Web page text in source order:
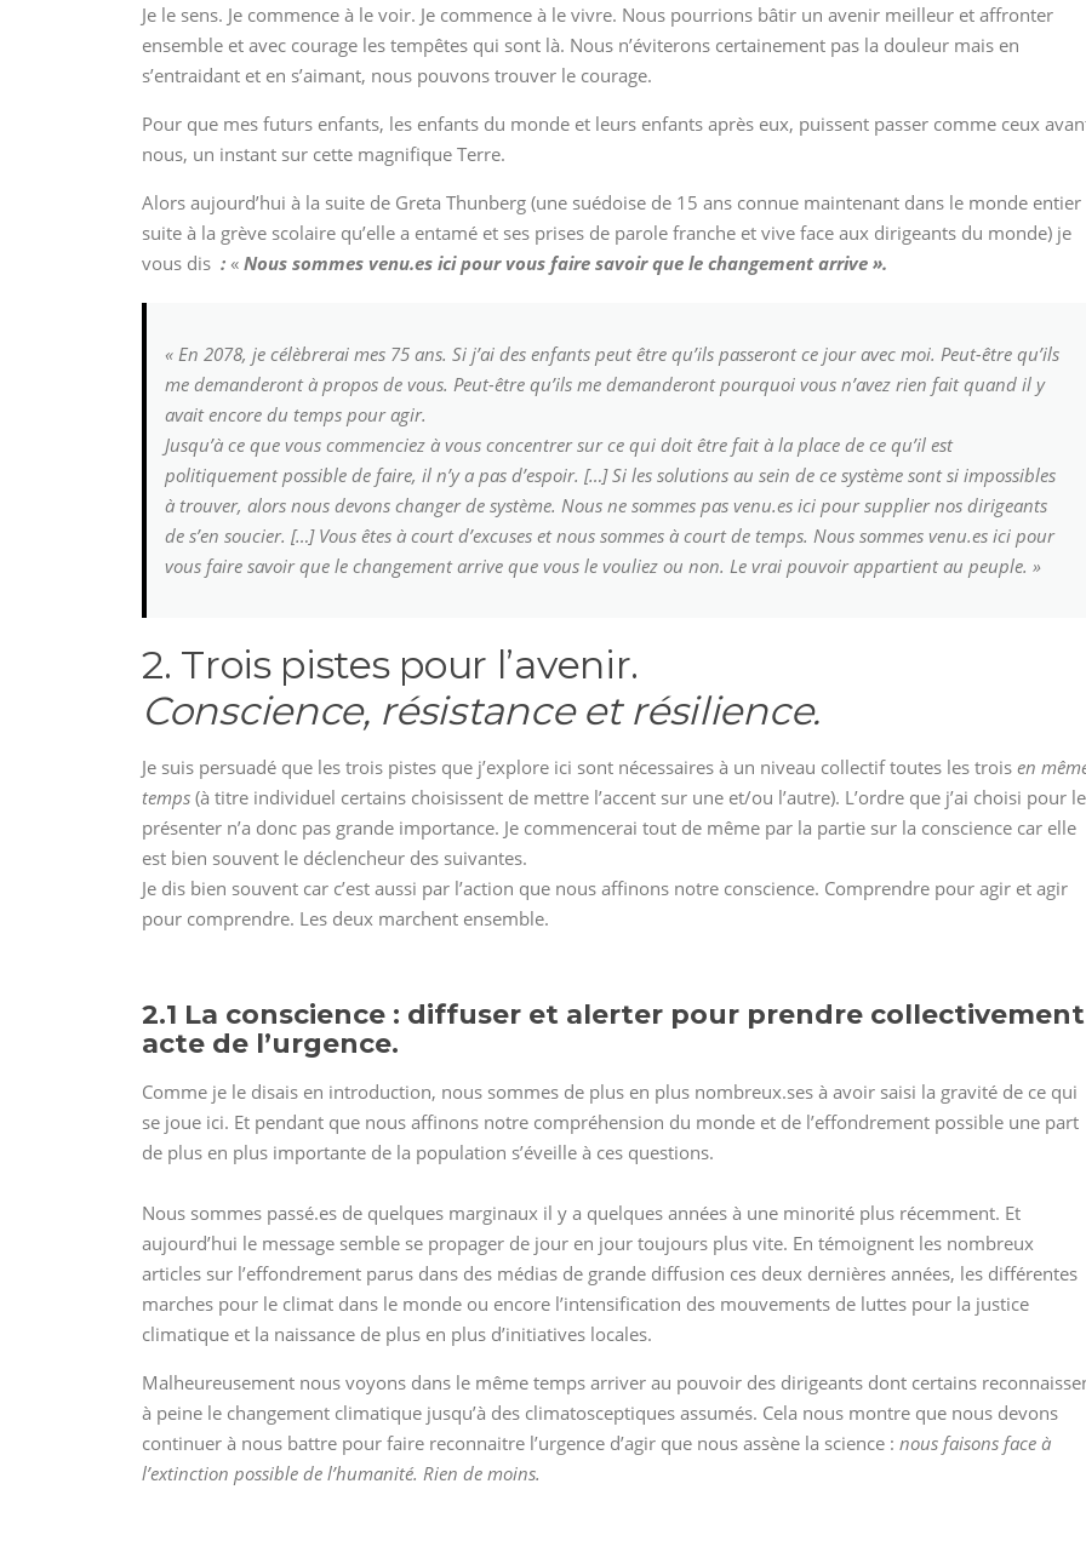
Je le sens. Je commence à le voir. Je commence à le vivre. Nous pourrions bâtir un avenir meilleur et affronter
ensemble et avec courage les tempêtes qui sont là. Nous n’éviterons certainement pas la douleur mais en
s’entraidant et en s’aimant, nous pouvons trouver le courage.
Pour que mes futurs enfants, les enfants du monde et leurs enfants après eux, puissent passer comme ceux
nous, un instant sur cette magnifique Terre.
Alors aujourd’hui à la suite de Greta Thunberg (une suédoise de 15 ans connue maintenant dans le monde entier
suite à la grève scolaire qu’elle a entamé et ses prises de parole franche et vive face aux dirigeants du monde) je
vous dis : « Nous sommes venu.es ici pour vous faire savoir que le changement arrive ».
« En 2078, je célèbrerai mes 75 ans. Si j’ai des enfants peut être qu’ils passeront ce jour avec moi. Peut-être qu’ils
me demanderont à propos de vous. Peut-être qu’ils me demanderont pourquoi vous n’avez rien fait quand il y
avait encore du temps pour agir.
Jusqu’à ce que vous commenciez à vous concentrer sur ce qui doit être fait à la place de ce qu’il est
politiquement possible de faire, il n’y a pas d’espoir. […] Si les solutions au sein de ce système sont si impossibles
à trouver, alors nous devons changer de système. Nous ne sommes pas venu.es ici pour supplier nos dirigeants
de s’en soucier. […] Vous êtes à court d’excuses et nous sommes à court de temps. Nous sommes venu.es ici pour
vous faire savoir que le changement arrive que vous le vouliez ou non. Le vrai pouvoir appartient au peuple. »
2. Trois pistes pour l’avenir.
Conscience, résistance et résilience.
Je suis persuadé que les trois pistes que j’explore ici sont nécessaires à un niveau collectif toutes les trois en
temps (à titre individuel certains choisissent de mettre l’accent sur une et/ou l’autre). L’ordre que j’ai choisi pour
présenter n’a donc pas grande importance. Je commencerai tout de même par la partie sur la conscience car elle
est bien souvent le déclencheur des suivantes.
Je dis bien souvent car c’est aussi par l’action que nous affinons notre conscience. Comprendre pour agir et agir
pour comprendre. Les deux marchent ensemble.
2.1 La conscience : diffuser et alerter pour prendre collectivement
acte de l’urgence.
Comme je le disais en introduction, nous sommes de plus en plus nombreux.ses à avoir saisi la gravité de ce qui
se joue ici. Et pendant que nous affinons notre compréhension du monde et de l’effondrement possible une part
de plus en plus importante de la population s’éveille à ces questions.
Nous sommes passé.es de quelques marginaux il y a quelques années à une minorité plus récemment. Et
aujourd’hui le message semble se propager de jour en jour toujours plus vite. En témoignent les nombreux
articles sur l’effondrement parus dans des médias de grande diffusion ces deux dernières années, les différentes
marches pour le climat dans le monde ou encore l’intensification des mouvements de luttes pour la justice
climatique et la naissance de plus en plus d’initiatives locales.
Malheureusement nous voyons dans le même temps arriver au pouvoir des dirigeants dont certains
à peine le changement climatique jusqu’à des climatosceptiques assumés. Cela nous montre que nous devons
continuer à nous battre pour faire reconnaitre l’urgence d’agir que nous assène la science : nous faisons face à
l’extinction possible de l’humanité. Rien de moins.